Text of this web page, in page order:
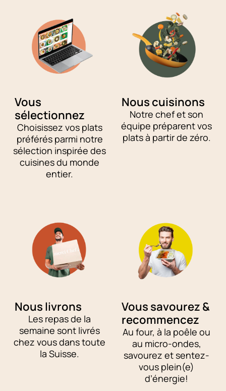
Vous
sélectionnez
Choisissez vos plats
préférés parmi notre
sélection inspirée des
cuisines du monde
entier.
Nous cuisinons
Notre chef et son
équipe préparent vos
plats à partir de zéro.
Nous livrons
Les repas de la
semaine sont livrés
chez vous dans toute
la Suisse.
Vous savourez &
recommencez
Au four, à la poêle ou
au micro-ondes,
savourez et sentez-
vous plein(e)
d’énergie!